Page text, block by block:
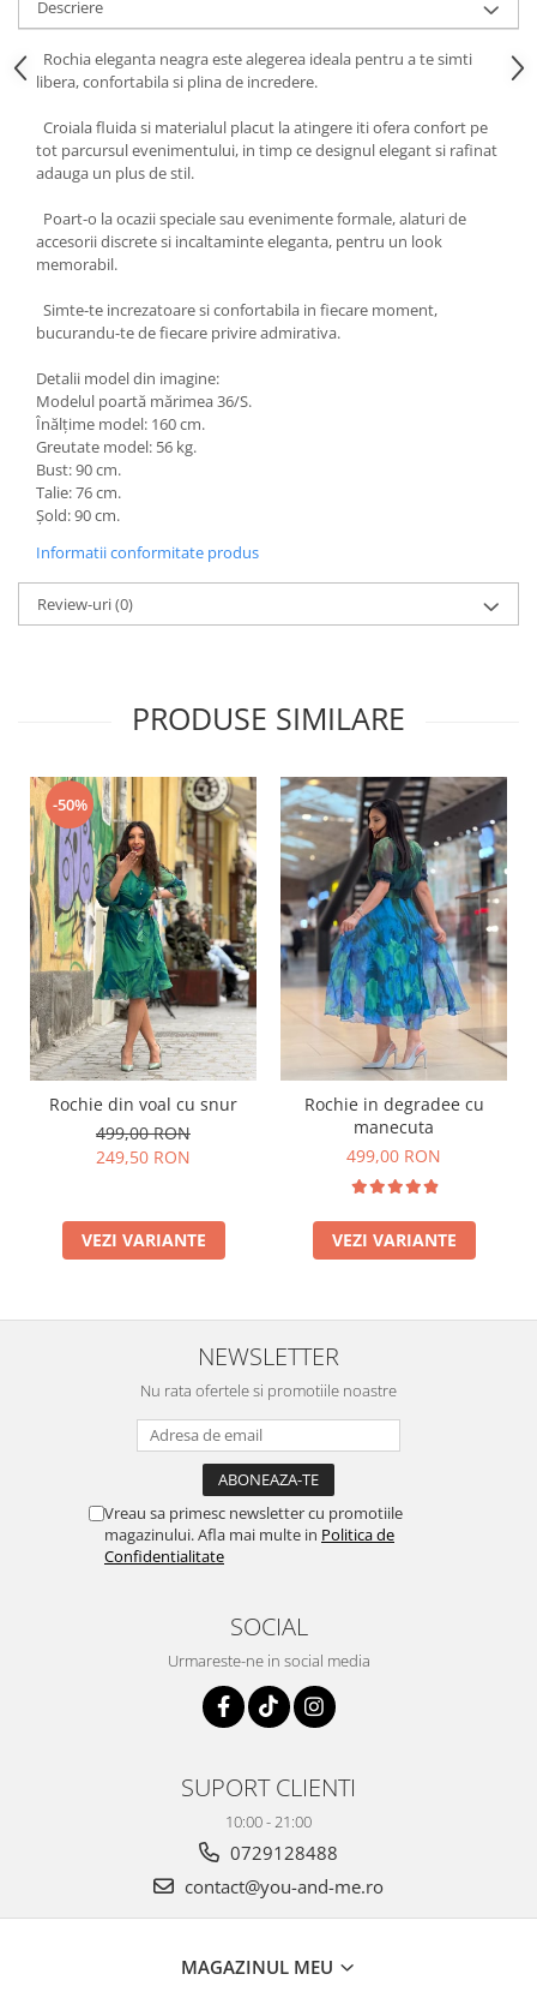
Descriere
Rochia eleganta neagra este alegerea ideala pentru a te simti
libera, confortabila si plina de incredere.
Croiala fluida si materialul placut la atingere iti ofera confort pe
tot parcursul evenimentului, in timp ce designul elegant si rafinat
adauga un plus de stil.
Poart-o la ocazii speciale sau evenimente formale, alaturi de
accesorii discrete si incaltaminte eleganta, pentru un look
memorabil.
Simte-te increzatoare si confortabila in fiecare moment,
bucurandu-te de fiecare privire admirativa.
Detalii model din imagine:
Modelul poartă mărimea 36/S.
Înălțime model: 160 cm.
Greutate model: 56 kg.
Bust: 90 cm.
Talie: 76 cm.
Șold: 90 cm.
Informatii conformitate produs
Review-uri(0)
PRODUSE SIMILARE
-50%
Rochie din voal cu snur
499,00 RON
249,50 RON
VEZI VARIANTE
Rochie in degradee cu
manecuta
499,00 RON
VEZI VARIANTE
NEWSLETTER
Nu rata ofertele si promotiile noastre
Vreau sa primesc newsletter cu promotiile
magazinului. Afla mai multe in Politica de
Confidentialitate
SOCIAL
Urmareste-ne in social media
SUPORT CLIENTI
10:00 - 21:00
0729128488
contact@you-and-me.ro
MAGAZINUL MEU